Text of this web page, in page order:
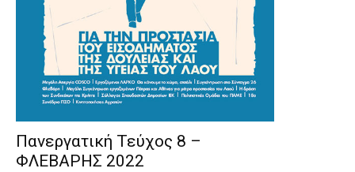
Πανεργατική Τεύχος 8 –
ΦΛΕΒΑΡΗΣ 2022